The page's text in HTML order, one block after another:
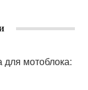
для мотоблока: